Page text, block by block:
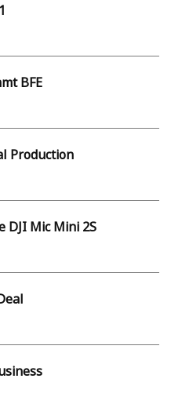
BFE
Production
DJI Mic Mini 2S